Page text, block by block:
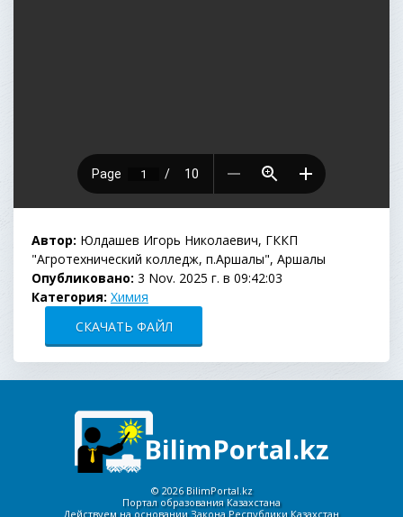
Автор: Юлдашев Игорь Николаевич, ГККП
"Агротехнический колледж, п.Аршалы", Аршалы
Опубликовано: 3 Nov. 2025 г. в 09:42:03
Категория: Химия
СКАЧАТЬ ФАЙЛ
BilimPortal.kz
©2026 BilimPortal.kz
Портал образования Казахстана
Действуем на основании Закона Республики Казахстан